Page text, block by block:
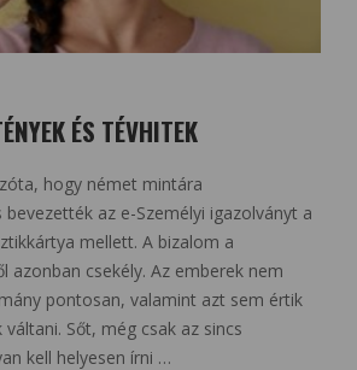
ÉS TÉVHITEK
hogy német mintára
az e-Személyi igazolványt a
mellett. A bizalom a
azonban csekély. Az emberek nem
pontosan, valamint azt sem értik
Sőt, még csak az sincs
kell helyesen írni …